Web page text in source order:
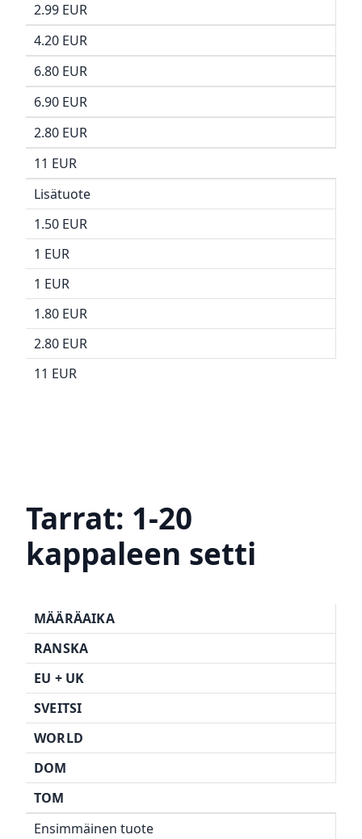
2.99 EUR
4.20 EUR
6.80 EUR
6.90 EUR
2.80 EUR
11 EUR
Lisätuote
1.50 EUR
1 EUR
1 EUR
1.80 EUR
2.80 EUR
11 EUR
Tarrat: 1-20
kappaleen setti
MÄÄRÄAIKA
RANSKA
EU + UK
SVEITSI
WORLD
DOM
TOM
Ensimmäinen tuote